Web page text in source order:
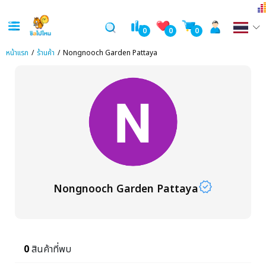
0 0 0
หน้าแรก ร้านค้า Nongnooch Garden Pattaya
Nongnooch Garden Pattayaverified
0สินค้าที่พบ